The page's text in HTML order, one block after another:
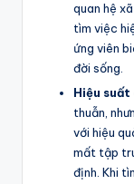
quan hệ
tìm việc
ứng viên
đời sống.
Hiệu suất
thuẫn,
với hiệu
mất tập
định. Khi